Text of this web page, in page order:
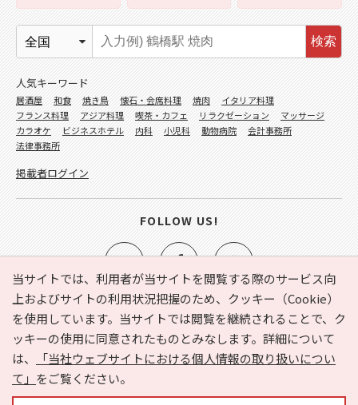
当サイトでは、利用者が当サイトを閲覧する際のサービス向
上およびサイトの利用状況把握のため、クッキー（Cookie）
を使用しています。当サイトでは閲覧を継続されることで、ク
ッキーの使用に同意されたものとみなします。詳細について
は、
「当社ウェブサイトにおける個人情報の取り扱いについ
て」 をご覧ください。
e-NAVITA（イーナビタ）とは？ お気に入り
ヘルプ
利用規約
個人情報の取り扱いについて
運営会社
サイトマップ
広告掲載に関するお問い合わせ
検索
人気キーワード
居酒屋 和食 焼き鳥 懐石・会席料理 焼肉
イタリア料理
フランス料理
アジア料理 喫茶・カフェ リラクゼーション
マッサージ
カラオケ
ビジネスホテル 内科 小児科 動物病院
会計事務所
法律事務所
掲載者ログイン
FOLLOW US!